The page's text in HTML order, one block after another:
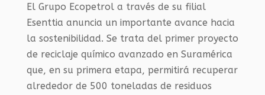
El Grupo Ecopetrol a través de su filial
Esenttia anuncia un importante avance hacia
la sostenibilidad. Se trata del primer proyecto
de reciclaje químico avanzado en Suramérica
que, en su primera etapa, permitirá recuperar
alrededor de 500 toneladas de residuos